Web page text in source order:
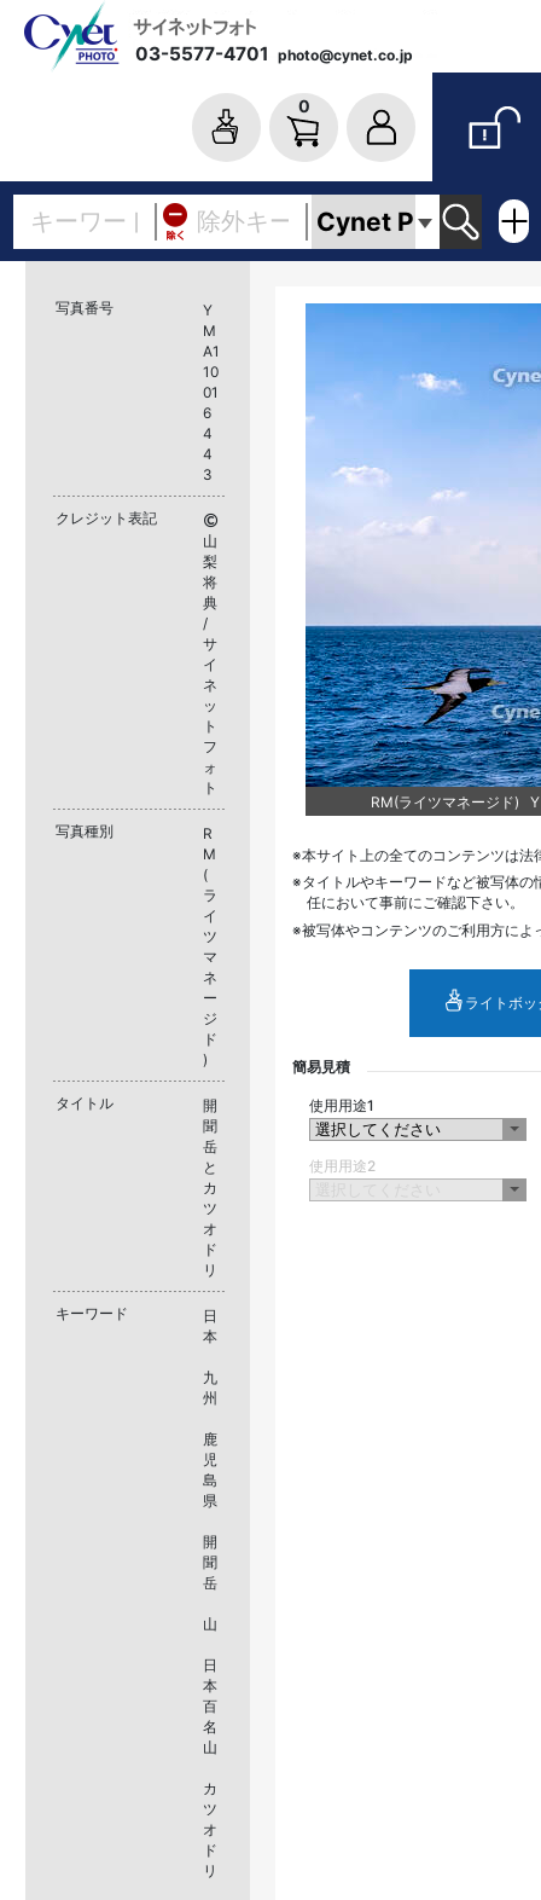
03-5577-4701 photo@cynet.co.jp
0
写真番号
Y
M
A1
10
01
6
4
4
3
クレジット表記
山
梨
将
典
/
サ
イ
ネ
ッ
ト
フ
ォ
ト
写真種別
R
M
(
ラ
イ
ツ
マ
ネ
ー
ジ
ド
)
タイトル
開
聞
岳
と
カ
ツ
オ
ド
リ
キーワード
日
本
九
州
鹿
児
島
県
開
聞
岳
山
日
本
百
名
山
カ
ツ
オ
ド
リ
RM(ライツマネージド)
本サイト上の全てのコンテンツは
タイトルやキーワードなど被写体
任において事前にご確認下さい。
被写体やコンテンツのご利用方に
ライトボ
簡易見積
使用用途1
使用用途2